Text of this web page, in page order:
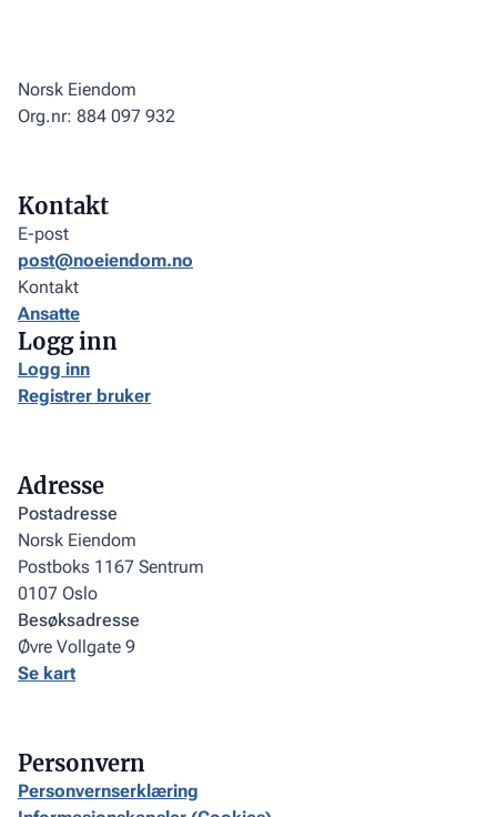
Norsk Eiendom
Org.nr: 884 097 932
Kontakt
E-post
post@noeiendom.no
Kontakt
Ansatte
Logg inn
Logg inn
Registrer bruker
Adresse
Postadresse
Norsk Eiendom
Postboks 1167 Sentrum
0107 Oslo
Besøksadresse
Øvre Vollgate 9
Se kart
Personvern
Personvernserklæring